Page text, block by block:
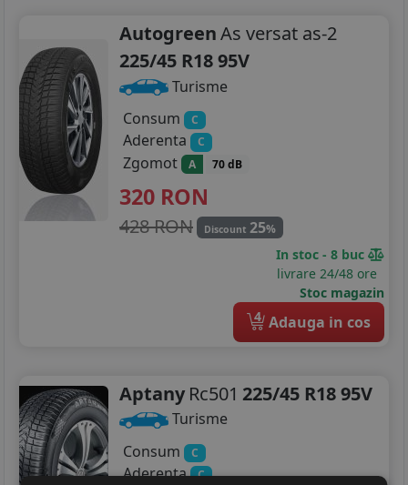
AutogreenAs versat as-2
225/45 R18 95V
Turisme
Consum
C
Aderenta C
Zgomot A 70 dB
320 RON
428 RON Discount 25%
In stoc - 8 buc
livrare 24/48 ore
Stoc magazin
4 Adauga in cos
Aptany Rc501 225/45 R18 95V
Turisme
Consum
C
Aderenta C